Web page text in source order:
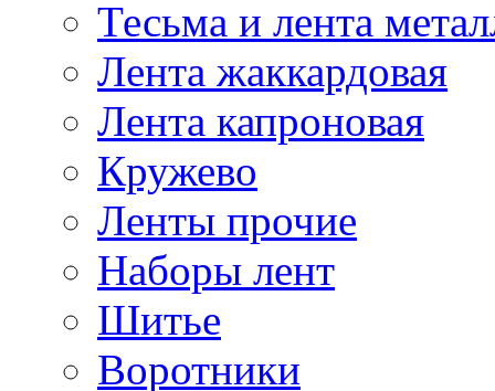
Тесьма и лента
Лента жаккардовая
Лента капроновая
Кружево
Ленты прочие
Наборы лент
Шитье
Воротники